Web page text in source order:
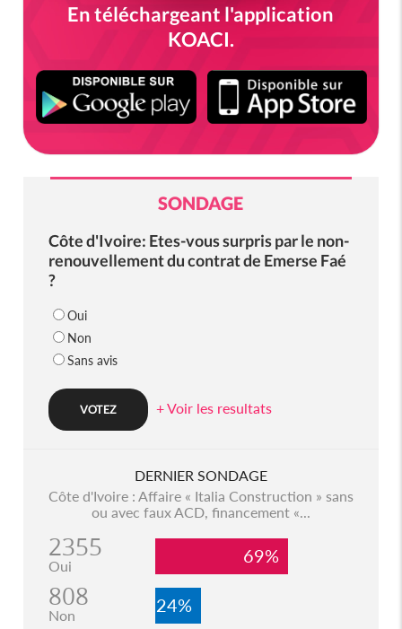
En téléchargeant l'application
KOACI.
SONDAGE
Côte d'Ivoire: Etes-vous surpris par le non-
renouvellement du contrat de Emerse Faé
?
Oui
Non
Sans avis
+ Voir les resultats
DERNIER SONDAGE
Côte d'Ivoire : Affaire « Italia Construction » sans
ou avec faux ACD, financement «...
2355
Oui 69%
808
Non 24%